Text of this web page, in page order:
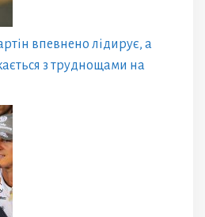
впевнено лідирує, а
з труднощами на